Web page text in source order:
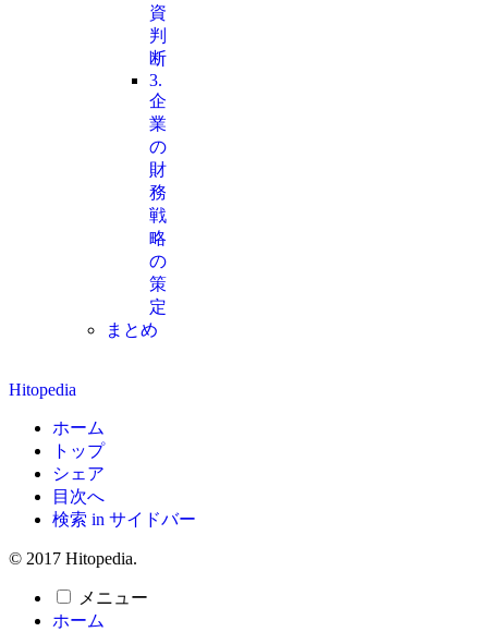
資
判
断
3.
企
業
の
財
務
戦
略
の
策
定
まとめ
Hitopedia
ホーム
トップ
シェア
目次へ
検索 in サイドバー
© 2017 Hitopedia.
メニュー
ホーム